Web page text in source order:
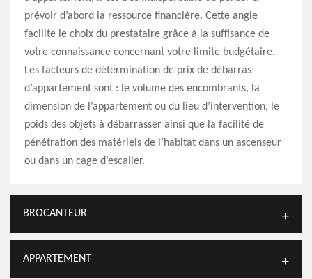
prévoir d’abord la ressource financière. Cette angle
facilite le choix du prestataire grâce à la suffisance de
votre connaissance concernant votre limite budgétaire.
Les facteurs de détermination de prix de débarras
d’appartement sont : le volume des encombrants, la
dimension de l’appartement ou du lieu d’intervention, le
poids des objets à débarrasser ainsi que la facilité de
pénétration des matériels de l’habitat dans un ascenseur
ou dans un cage d’escalier.
BROCANTEUR
APPARTEMENT